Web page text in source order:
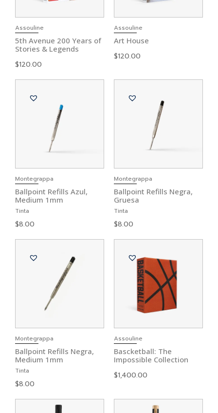
Assouline
5th Avenue 200 Years of
Stories & Legends
$120.00
Assouline
Art House
$120.00
Montegrappa
Ballpoint Refills Azul,
Medium 1mm
Tinta
$8.00
Montegrappa
Ballpoint Refills Negra,
Gruesa
Tinta
$8.00
Montegrappa
Ballpoint Refills Negra,
Medium 1mm
Tinta
$8.00
Assouline
Bascketball: The
Impossible Collection
$1,400.00